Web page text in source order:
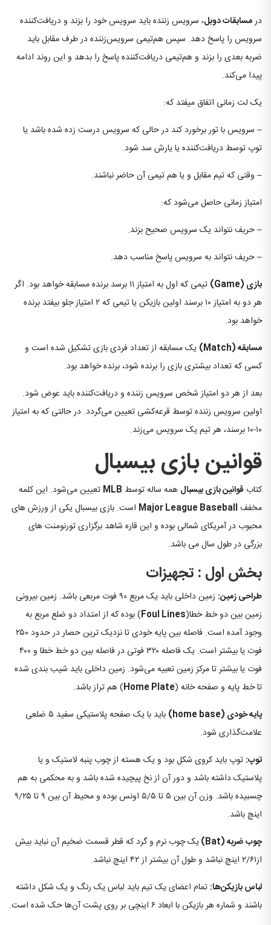
درمسابقات دوبل، سرویس زننده باید سرویس خود را بزند و دریافت‌کننده
سرویس را پاسخ دهد. سپس هم‌تیمی سرویس‌زننده در طرف مقابل باید
ضربه بعدی را بزند و هم‌تیمی دریافت‌کننده پاسخ را بدهد و این روند ادامه
پیدا می‌کند.
یک لت زمانی اتفاق میفتد که:
– سرویس با تور برخورد کند در حالی که سرویس درست زده شده باشد یا
توپ توسط دریافت‌کننده یا یارش سد شود.
– وقتی که تیم مقابل و یا هم تیمی آن حاضر نباشند.
امتیاز زمانی حاصل می‌شود که:
– حریف نتواند یک سرویس صحیح بزند.
– حریف نتواند به سرویس پاسخ مناسب دهد.
بازی (Game)
تیمی که اول به امتیاز ۱۱ برسد برنده مسابقه خواهد بود. اگر
هر دو به امتیاز ۱۰ برسند اولین بازیکن یا تیمی که ۲ امتیاز جلو بیفتد برنده
خواهد بود.
مسابقه(Match)
یک مسابقه از تعداد فردی بازی تشکیل شده است و
کسی که تعداد بیشتری بازی را برنده شود، برنده خواهد بود.
بعد از هر دو امتیاز شخص سرویس زننده و دریافت‌کننده باید عوض شود.
اولین سرویس زننده توسط قرعه‌کشی تعیین می‌گردد. در حالتی که به امتیاز
۱۰-۱۰ برسند، هر تیم یک سرویس می‌زند.
قوانین بازی بیسبال
کتاب قوانین بازی بیسبال همه ساله توسط MLB تعیین می‌شود. این کلمه
مخفف Major League Baseball است. بازی بیسبال یکی از ورزش های
محبوب در آمریکای شمالی بوده و این قاره شاهد برگزاری تورنومنت های
بزرگی در طول سال می باشد.
بخش اول : تجهیزات
طراحی زمین:
زمین داخلی باید یک مربع ۹۰ فوت مربعی باشد. زمین بیرونی
زمین بین دو خط خطا(Foul Lines) بوده که از امتداد دو ضلع مربع به
وجود آمده است. فاصله بین پایه خودی تا نزدیک ترین حصار در حدود ۲۵۰
فوت یا بیشتر است. یک فاصله ۳۲۰ فوتی در فاصله بین دو خط خطا و ۴۰۰
فوت یا بیشتر تا مرکز زمین تعبیه می‌شود. زمین داخلی باید شیب بندی شده
تا خط پایه و صفحه خانه (Home Plate) هم تراز باشد.
پایه خودی (home base)
باید با یک صفحه پلاستیکی سفید ۵ ضلعی
علامت‌گذاری شود.
توپ: توپ باید کروی شکل بود و یک هسته از چوب پنبه لاستیک و یا
پلاستیک داشته باشد و دور آن از نخ پیچیده شده باشد و به محکمی به هم
چسبیده باشد. وزن آن بین ۵ تا ۵/۵ اونس بوده و محیط آن بین ۹ تا ۹/۲۵
اینچ باشد.
چوب ضربه(Bat)
یک چوب نرم و گرد که قطر قسمت ضخیم آن نباید بیش
از۲/۶۱ اینچ نباشد و طول آن بیشتر از ۴۲ اینچ نباشد.
لباس بازیکنها: تمام اعضای یک تیم باید لباس یک رنگ و یک شکل داشته
باشند و شماره هر بازیکن با ابعاد ۶ اینچی بر روی پشت آن‌ها حک شده است.